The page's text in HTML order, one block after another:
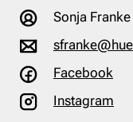
Sonja Franke
Facebook
Instagram